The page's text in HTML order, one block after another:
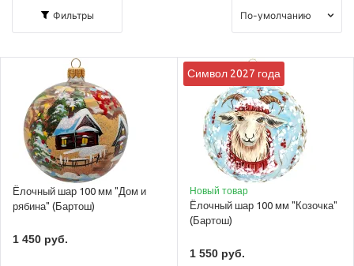
Фильтры
Ёлочный шар 100 мм "Дом и
рябина" (Бартош)
1 450 руб.
Символ 2027 года
Новый товар
Ёлочный шар 100 мм "Козочка"
(Бартош)
1 550 руб.